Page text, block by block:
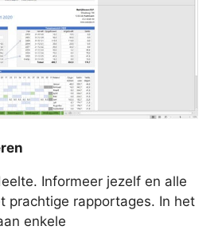
Informeer jezelf en alle
prachtige rapportages. In het
enkele